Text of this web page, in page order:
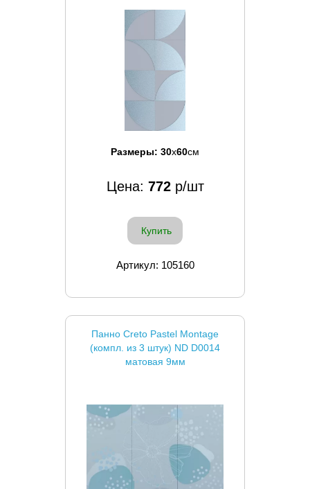
Размеры: 30x60см
Цена: 772р/шт
Купить
Артикул: 105160
Панно Creto Pastel Montage
(компл. из 3 штук) ND D0014
матовая 9мм